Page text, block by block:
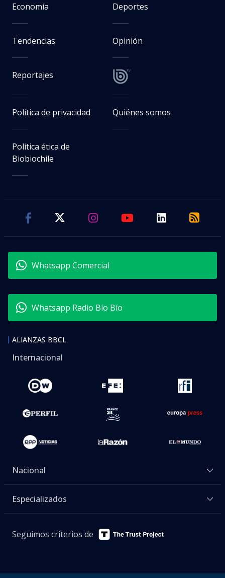
Economía Deportes
Tendencias Opinión
Reportajes
Política de privacidad Quiénes somos
Política ética de
Biobiochile
Whatsapp Comercial
Whatsapp Radio Bío Bío
ALIANZAS BBCL
Internacional
Nacional
Especializados
Seguimos criterios de